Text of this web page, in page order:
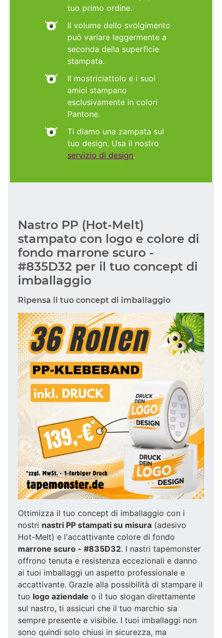
tuo primo ordine.
Il volume dello svolgimento
può variare leggermente a
seconda della superficie
stampata.
Il mostriciattolo e i suoi
amici stampano
esclusivamente in colori
Pantone.
Ti diamo una zampata sul
tuo design. Usa il nostro
servizio di design.
Nastro PP (Hot-Melt)
stampato con logo e colore di
fondo marrone scuro -
#835D32 per il tuo concept di
imballaggio
Ripensa il tuo concept di imballaggio
Ottimizza il tuo concept di imballaggio con i
nostri nastri PP stampati su misura (adesivo
Hot-Melt) e l'accattivante colore di fondo
marrone scuro - #835D32. I nastri tapemonster
offrono tenuta e resistenza eccezionali e danno
ai tuoi imballaggi un aspetto professionale e
accattivante. Grazie alla possibilità di stampare il
tuo logo aziendale o il tuo slogan direttamente
sul nastro, ti assicuri che il tuo marchio sia
sempre presente e visibile. I tuoi imballaggi non
sono quindi solo chiusi in sicurezza, ma